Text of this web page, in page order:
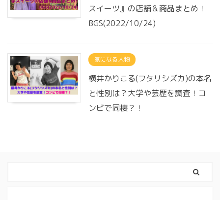
スイーツ』の店舗＆商品まとめ！
BGS(2022/10/24)
気になる人物
横井かりこる(フタリシズカ)の本名
と性別は？大学や芸歴を調査！コ
ンビで同棲？！